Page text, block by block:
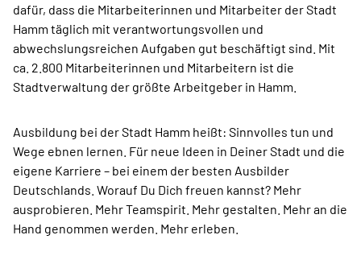
dafür, dass die Mitarbeiterinnen und Mitarbeiter der Stadt
Hamm täglich mit verantwortungsvollen und
abwechslungsreichen Aufgaben gut beschäftigt sind. Mit
ca. 2.800 Mitarbeiterinnen und Mitarbeitern ist die
Stadtverwaltung der größte Arbeitgeber in Hamm.
Ausbildung bei der Stadt Hamm heißt: Sinnvolles tun und
Wege ebnen lernen. Für neue Ideen in Deiner Stadt und die
eigene Karriere – bei einem der besten Ausbilder
Deutschlands. Worauf Du Dich freuen kannst? Mehr
ausprobieren. Mehr Teamspirit. Mehr gestalten. Mehr an die
Hand genommen werden. Mehr erleben.